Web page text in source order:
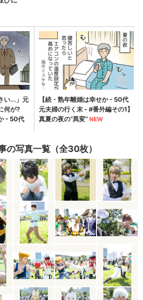
の写真一覧（全30枚）